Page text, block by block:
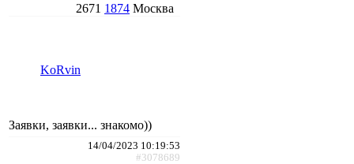
2671 1874 Москва
KoRvin
Заявки, заявки... знакомо))
14/04/2023 10:19:53
#3078689